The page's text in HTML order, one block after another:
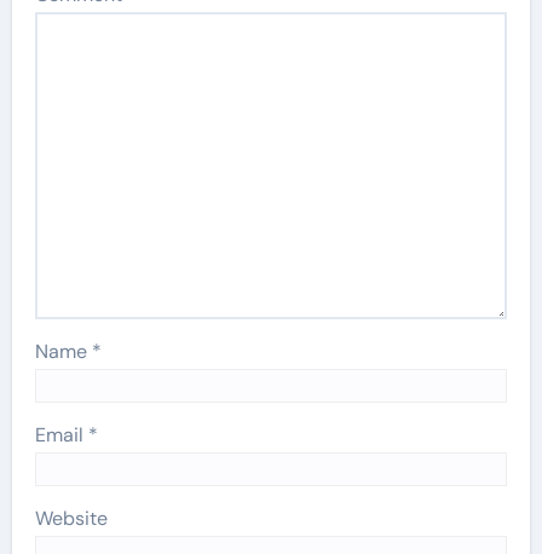
Name *
Email *
Website